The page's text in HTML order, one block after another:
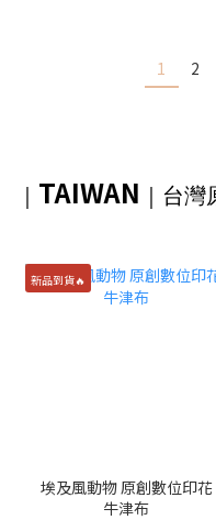
1 2
｜ TAIWAN ｜ 台灣
新品到貨🔥
埃及風動物 原創數位印花
牛津布